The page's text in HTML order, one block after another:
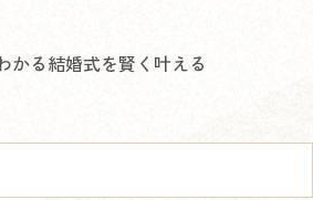
かる結婚式を賢く叶える